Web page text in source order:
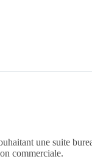
une suite
commerciale.